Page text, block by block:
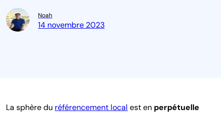
Noah
14 novembre 2023
La sphère du référencement local est en perpétuelle